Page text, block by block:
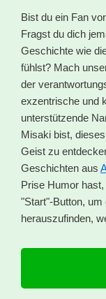
Bist du ein Fan
Fragst du dich
Geschichte wie
fühlst? Mach
der
exzentrische und
unterstützende
Misaki bist,
Geist zu
Geschichten aus
Prise Humor
"Start"-Button,
herauszufinden,